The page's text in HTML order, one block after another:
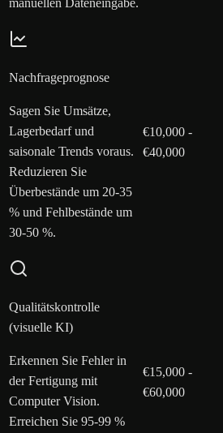
manuellen Dateneingabe.
Nachfrageprognose
Sagen Sie Umsätze,
Lagerbedarf und
saisonale Trends voraus.
Reduzieren Sie
Überbestände um 20-35
% und Fehlbestände um
30-50 %.
€10,000 -
€40,000
Qualitätskontrolle
(visuelle KI)
Erkennen Sie Fehler in
der Fertigung mit
Computer Vision.
Erreichen Sie 95-99 %
€15,000 -
€60,000